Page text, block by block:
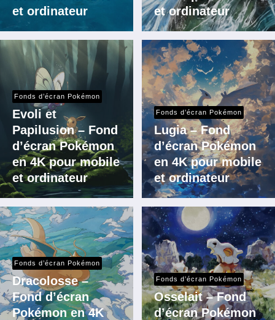
et ordinateur
et ordinateur
Fonds d’écran Pokémon
Evoli et
Papilusion – Fond
d’écran Pokémon
en 4K pour mobile
et ordinateur
Fonds d’écran Pokémon
Lugia – Fond
d’écran Pokémon
en 4K pour mobile
et ordinateur
Fonds d’écran Pokémon
Dracolosse –
Fond d’écran
Pokémon en 4K
Fonds d’écran Pokémon
Osselait – Fond
d’écran Pokémon